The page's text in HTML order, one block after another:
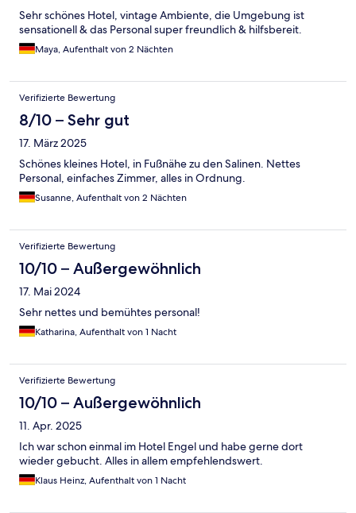
Sehr schönes Hotel, vintage Ambiente, die Umgebung ist
sensationell & das Personal super freundlich & hilfsbereit.
Maya, Aufenthalt von 2 Nächten
Verifizierte Bewertung
8/10 – Sehr gut
17. März 2025
Schönes kleines Hotel, in Fußnähe zu den Salinen. Nettes
Personal, einfaches Zimmer, alles in Ordnung.
Susanne, Aufenthalt von 2 Nächten
Verifizierte Bewertung
10/10 – Außergewöhnlich
17. Mai 2024
Sehr nettes und bemühtes personal!
Katharina, Aufenthalt von 1 Nacht
Verifizierte Bewertung
10/10 – Außergewöhnlich
11. Apr. 2025
Ich war schon einmal im Hotel Engel und habe gerne dort
wieder gebucht. Alles in allem empfehlendswert.
Klaus Heinz, Aufenthalt von 1 Nacht